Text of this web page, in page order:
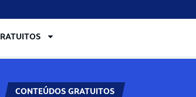
CONTEÚDOS GRATUITOS